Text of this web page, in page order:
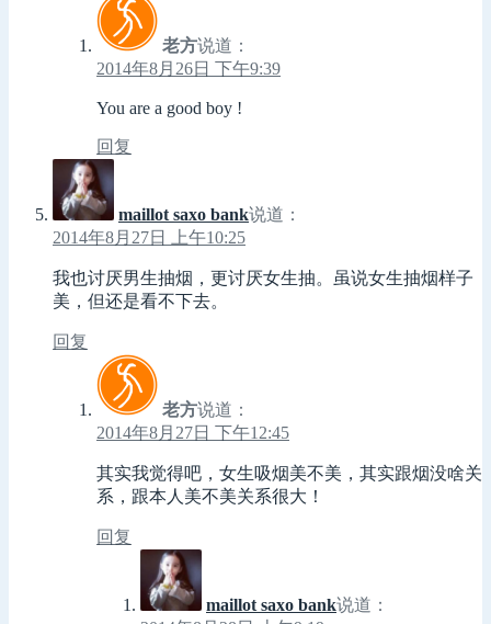
老方说道：
2014年8月26日 下午9:39
You are a good boy !
回复
maillot saxo bank说道：
2014年8月27日 上午10:25
我也讨厌男生抽烟，更讨厌女生抽。虽说女生抽烟样子
美，但还是看不下去。
回复
老方说道：
2014年8月27日 下午12:45
其实我觉得吧，女生吸烟美不美，其实跟烟没啥关
系，跟本人美不美关系很大！
回复
maillot saxo bank说道：